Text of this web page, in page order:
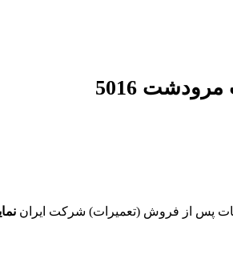
5016
پس از فروش (تعمیرات) شرکت ایران